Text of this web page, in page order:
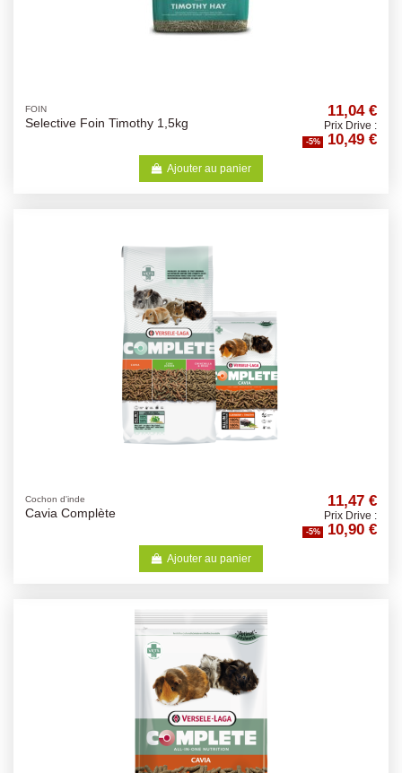
FOIN
Selective Foin Timothy 1,5kg
11,04 €
Prix Drive :
-5% 10,49 €
Ajouter au panier
Cochon d'inde
Cavia Complète
11,47 €
Prix Drive :
-5% 10,90 €
Ajouter au panier